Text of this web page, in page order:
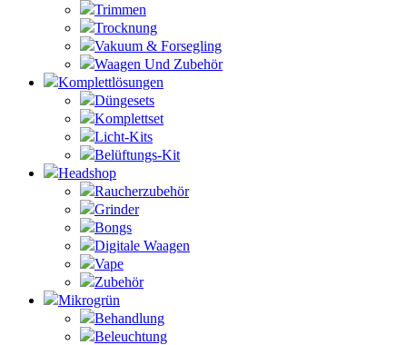
Trimmen
Trocknung
Vakuum & Forsegling
Waagen Und Zubehör
Komplettlösungen
Düngesets
Komplettset
Licht-Kits
Belüftungs-Kit
Headshop
Raucherzubehör
Grinder
Bongs
Digitale Waagen
Vape
Zubehör
Mikrogrün
Behandlung
Beleuchtung